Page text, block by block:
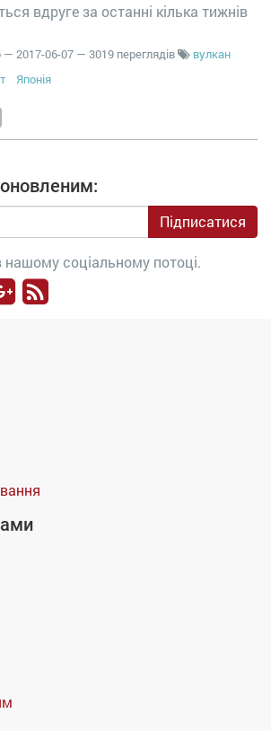
вдруге за останні кілька тижнів
— 2017-06-07 — 3019 переглядів
вулкан
Японія
Підписатися
нашому соціальному потоці.